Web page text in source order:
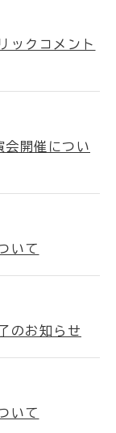
ックコメント
会開催につい
いて
のお知らせ
いて